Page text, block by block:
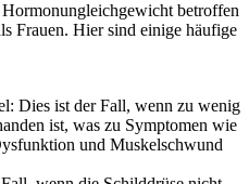
betroffen
Frauen. Hier sind einige häufige
Dies ist der Fall, wenn zu wenig
ist, was zu Symptomen wie
und Muskelschwund